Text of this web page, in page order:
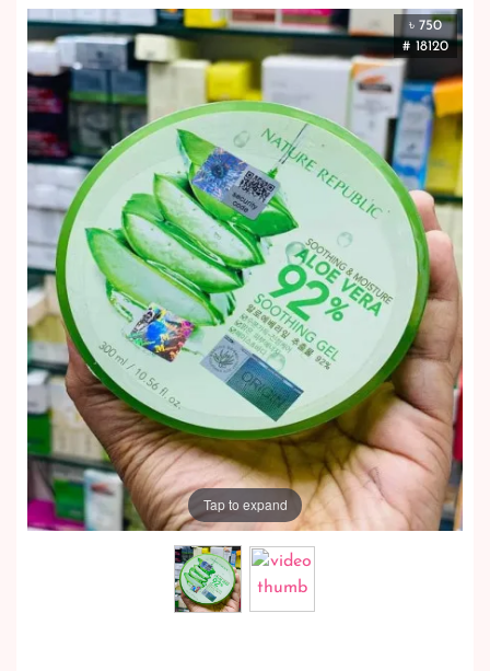
৳ 750
# 18120
Tap to expand